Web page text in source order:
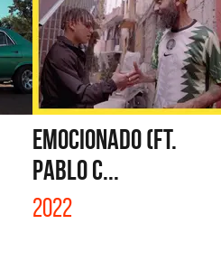
EMOCIONADO (FT.
PABLO C...
2022